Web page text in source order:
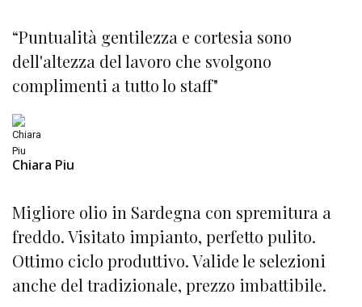
“Puntualità gentilezza e cortesia sono
dell'altezza del lavoro che svolgono
complimenti a tutto lo staff"
Chiara Piu
Migliore olio in Sardegna con spremitura a
freddo. Visitato impianto, perfetto pulito.
Ottimo ciclo produttivo. Valide le selezioni
anche del tradizionale, prezzo imbattibile.